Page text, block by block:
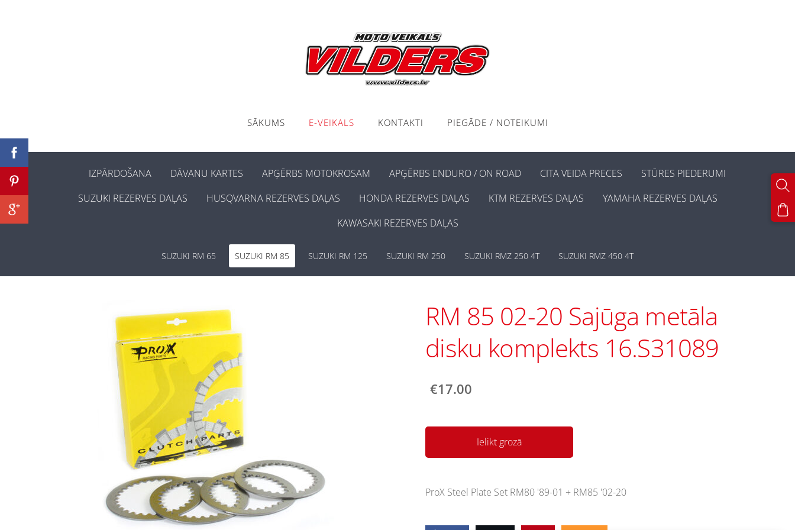
SĀKUMS E-VEIKALS KONTAKTI PIEGĀDE / NOTEIKUMI
IZPĀRDOŠANA DĀVANU KARTES APĢĒRBS MOTOKROSAM APĢĒRBS ENDURO / ON ROAD CITA VEIDA PRECES
STŪRES PIEDERUMI
SUZUKI REZERVES DAĻAS
HUSQVARNA REZERVES DAĻAS HONDA REZERVES DAĻAS KTM REZERVES DAĻAS
YAMAHA REZERVES DAĻAS
KAWASAKI REZERVES DAĻAS
SUZUKI RM 65 SUZUKI RM 85 SUZUKI RM 125 SUZUKI RM 250 SUZUKI RMZ 250 4T SUZUKI RMZ 450 4T
RM 85 02-20 Sajūga metāla
disku komplekts 16.S31089
€17.00
Ielikt grozā
ProX Steel Plate Set RM80 '89-01 + RM85 '02-20